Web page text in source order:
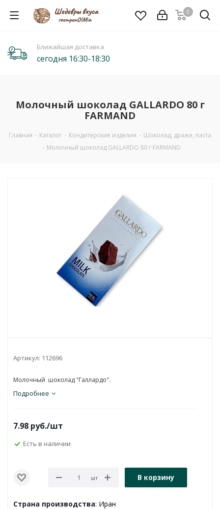
0
Ближайшая доставка
сегодня 16:30-18:30
Молочный шоколад GALLARDO 80 г
FARMAND
Главная - Каталог - Кондитерские изделия - Шоколад, драже, паста
- Молочный шоколад GALLARDO 80 г FARMAND
Артикул: 112696
Молочный шоколад "Галлардо".
Подробнее
7.98 руб./шт
Есть в наличии
шт В корзину
Страна производства: Иран